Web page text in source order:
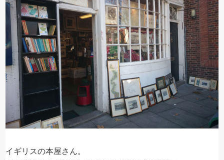
イギリスの本屋さん。